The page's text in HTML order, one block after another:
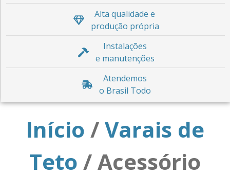
Alta qualidade e
produção própria
Instalações
e manutenções
Atendemos
o Brasil Todo
Início /Varais de
Teto / Acessório